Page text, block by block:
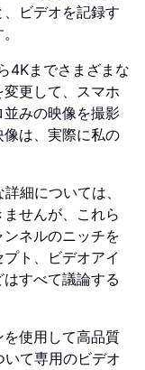
ビデオを記録す
4Kまでさまざまな
更して、スマホ
みの映像を撮影
は、実際に私の
細については、
せんが、これら
ネルのニッチを
ト、ビデオアイ
すべて議論する
使用して高品質
て専用のビデオ